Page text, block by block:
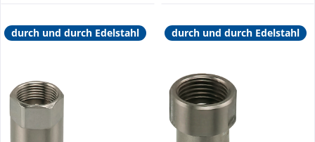
durch und durch Edelstahl durch und durch Edelstahl